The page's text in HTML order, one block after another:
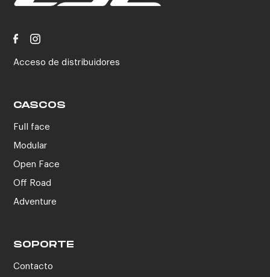
Acceso de distribuidores
CASCOS
Full face
Modular
Open Face
Off Road
Adventure
SOPORTE
Contacto